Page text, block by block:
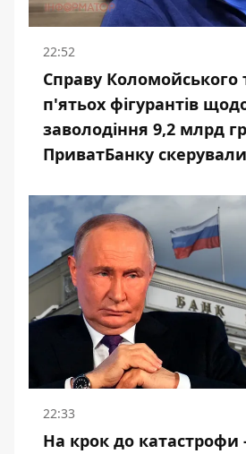
22:52
Справу Коломойського
п'ятьох фігурантів
заволодіння 9,2 млрд
ПриватБанку
22:33
На крок до катастрофи